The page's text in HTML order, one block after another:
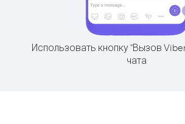
Использовать кнопку "Вызов
чата